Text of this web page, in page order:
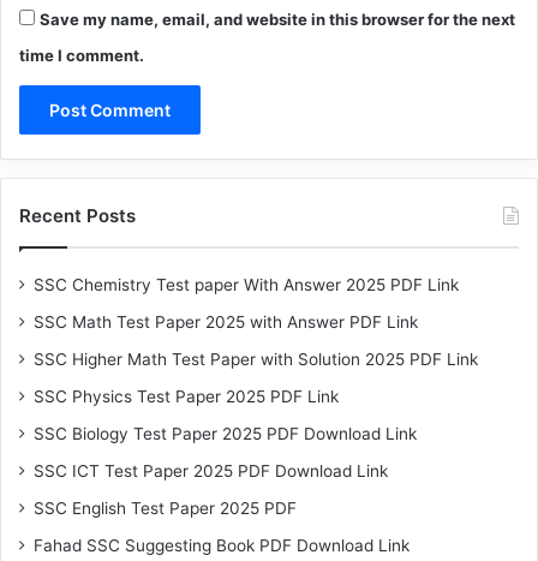
Save my name, email, and website in this browser for the next
time I comment.
Recent Posts
SSC Chemistry Test paper With Answer 2025 PDF Link
SSC Math Test Paper 2025 with Answer PDF Link
SSC Higher Math Test Paper with Solution 2025 PDF Link
SSC Physics Test Paper 2025 PDF Link
SSC Biology Test Paper 2025 PDF Download Link
SSC ICT Test Paper 2025 PDF Download Link
SSC English Test Paper 2025 PDF
Fahad SSC Suggesting Book PDF Download Link